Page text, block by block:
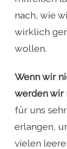
nach, wie
wirklich
wollen.
Wenn wir
werden wir
für uns
erlangen,
vielen